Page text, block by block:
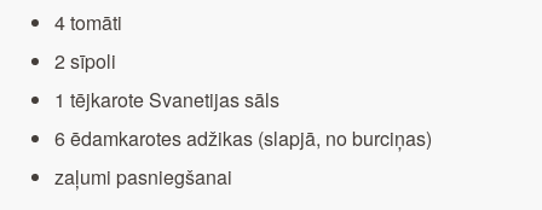
4 tomāti
2 sīpoli
1 tējkarote Svanetijas sāls
6 ēdamkarotes adžikas (slapjā, no burciņas)
zaļumi pasniegšanai